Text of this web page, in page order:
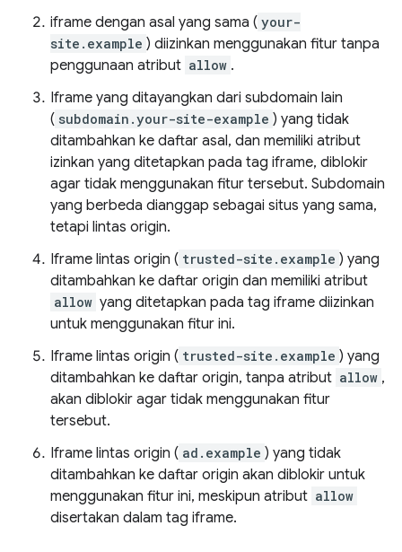
iframe dengan asal yang sama ( your-
site.example ) diizinkan menggunakan fitur tanpa
penggunaan atribut allow .
Iframe yang ditayangkan dari subdomain lain
( subdomain.your-site-example ) yang tidak
ditambahkan ke daftar asal, dan memiliki atribut
izinkan yang ditetapkan pada tag iframe, diblokir
agar tidak menggunakan fitur tersebut. Subdomain
yang berbeda dianggap sebagai situs yang sama,
tetapi lintas origin.
Iframe lintas origin ( trusted-site.example ) yang
ditambahkan ke daftar origin dan memiliki atribut
allow yang ditetapkan pada tag iframe diizinkan
untuk menggunakan fitur ini.
Iframe lintas origin ( trusted-site.example ) yang
ditambahkan ke daftar origin, tanpa atribut allow ,
akan diblokir agar tidak menggunakan fitur
tersebut.
Iframe lintas origin ( ad.example ) yang tidak
ditambahkan ke daftar origin akan diblokir untuk
menggunakan fitur ini, meskipun atribut allow
disertakan dalam tag iframe.